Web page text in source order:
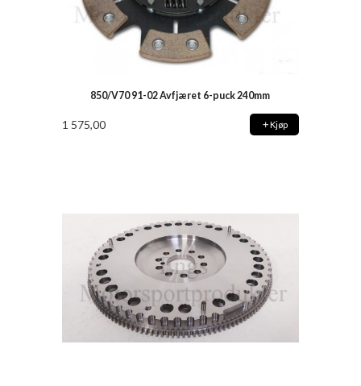
850/V70 91-02 Avfjæret 6-puck 240mm
1 575,00 Kjøp